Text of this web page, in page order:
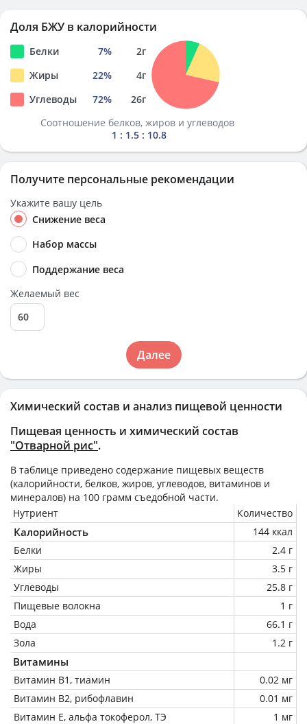
Химический состав и анализ пищевой ценности
Пищевая ценность и химический состав
"Отварной рис".
В таблице приведено содержание пищевых веществ
(калорийности, белков, жиров, углеводов, витаминов и
минералов) на 100 грамм съедобной части.
Нутриент
Количество
Калорийность
144 ккал
Белки
2.4 г
Жиры
3.5 г
Углеводы
25.8 г
Пищевые волокна
1 г
Вода
66.1 г
Зола
1.2 г
Витамины
Витамин В1, тиамин
0.02 мг
Витамин В2, рибофлавин
0.01 мг
Витамин Е, альфа токоферол, ТЭ
1 мг
Доля БЖУ в калорийности
Белки 7% 2г
Жиры
22% 4г
Углеводы
72% 26г
Соотношение белков, жиров и углеводов
1 : 1.5 : 10.8
Получите персональные рекомендации
Укажите вашу цель
Снижение веса
Набор массы
Поддержание веса
Желаемый вес
Далее